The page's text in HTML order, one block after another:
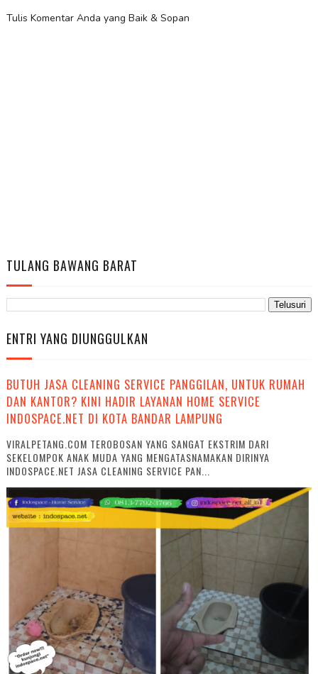
Tulis Komentar Anda yang Baik & Sopan
TULANG BAWANG BARAT
ENTRI YANG DIUNGGULKAN
BUTUH JASA CLEANING SERVICE PANGGILAN, UNTUK RUMAH
DAN KANTOR? KINI HADIR LAYANAN HOME SERVICE
INDOSPACE.NET DI KOTA BANDAR LAMPUNG
VIRALPETANG.COM TEROBOSAN YANG SANGAT EKSTRIM DARI
SEKELOMPOK ANAK MUDA YANG MENGATASNAMAKAN DIRINYA
INDOSPACE.NET JASA CLEANING SERVICE PAN...